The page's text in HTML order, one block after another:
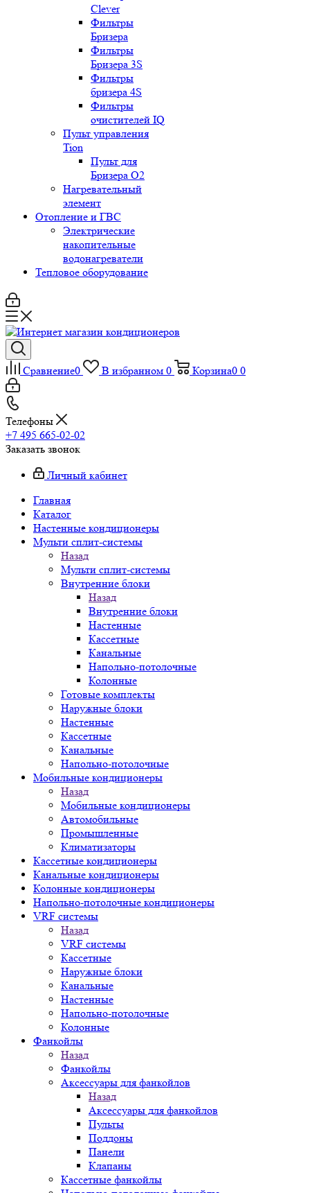
Clever
Фильтры
Бризера
Фильтры
Бризера 3S
Фильтры
бризера 4S
Фильтры
очистителей IQ
Пульт управления
Tion
Пульт для
Бризера O2
Нагревательный
элемент
Отопление и ГВС
Электрические
накопительные
водонагреватели
Тепловое оборудование
Сравнение0 В избранном 0 Корзина0 0
Телефоны
+7 495 665-02-02
Заказать звонок
Личный кабинет
Главная
Каталог
Настенные кондиционеры
Мульти сплит-системы
Назад
Мульти сплит-системы
Внутренние блоки
Назад
Внутренние блоки
Настенные
Кассетные
Канальные
Напольно-потолочные
Колонные
Готовые комплекты
Наружные блоки
Настенные
Кассетные
Канальные
Напольно-потолочные
Мобильные кондиционеры
Назад
Мобильные кондиционеры
Автомобильные
Промышленные
Климатизаторы
Кассетные кондиционеры
Канальные кондиционеры
Колонные кондиционеры
Напольно-потолочные кондиционеры
VRF системы
Назад
VRF системы
Кассетные
Наружные блоки
Канальные
Настенные
Напольно-потолочные
Колонные
Фанкойлы
Назад
Фанкойлы
Аксессуары для фанкойлов
Назад
Аксессуары для фанкойлов
Пульты
Поддоны
Панели
Клапаны
Кассетные фанкойлы